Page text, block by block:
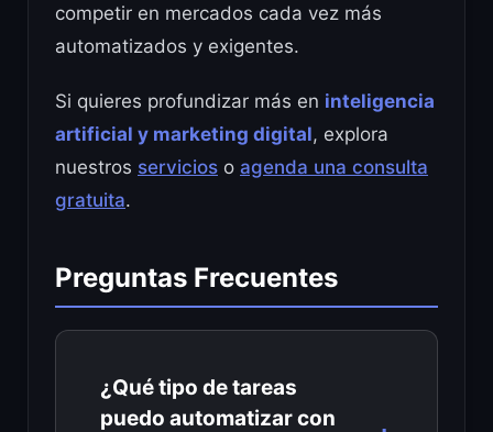
competir en mercados cada vez más
automatizados y exigentes.
Si quieres profundizar más en inteligencia
artificial y marketing digital, explora
nuestros servicios o agenda una consulta
gratuita.
Preguntas Frecuentes
¿Qué tipo de tareas
puedo automatizar con